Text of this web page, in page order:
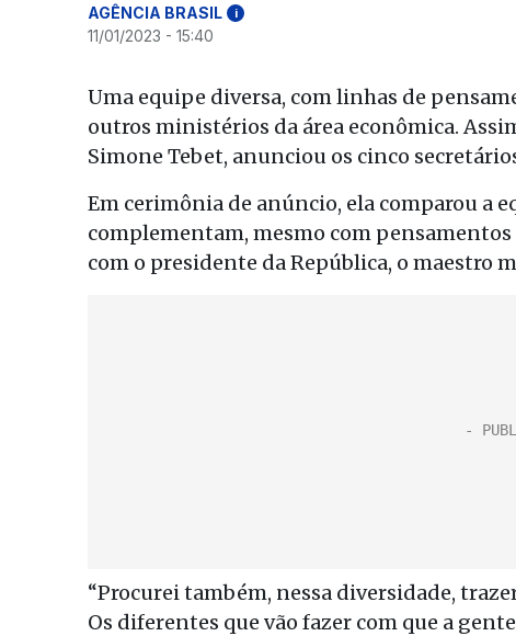
AGÊNCIA BRASIL i
11/01/2023 - 15:40
Uma equipe diversa, com linhas de
outros ministérios da área econômica.
Simone Tebet, anunciou os cinco
Em cerimônia de anúncio, ela comparou a
complementam, mesmo com
com o presidente da República, o maestro
“Procurei também, nessa diversidade,
Os diferentes que vão fazer com que a